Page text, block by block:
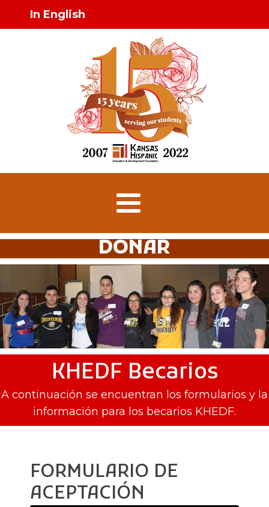
In English
DONAR
KHEDF Becarios
A continuación se encuentran los formularios y la
información para los becarios KHEDF.
FORMULARIO DE
ACEPTACIÓN